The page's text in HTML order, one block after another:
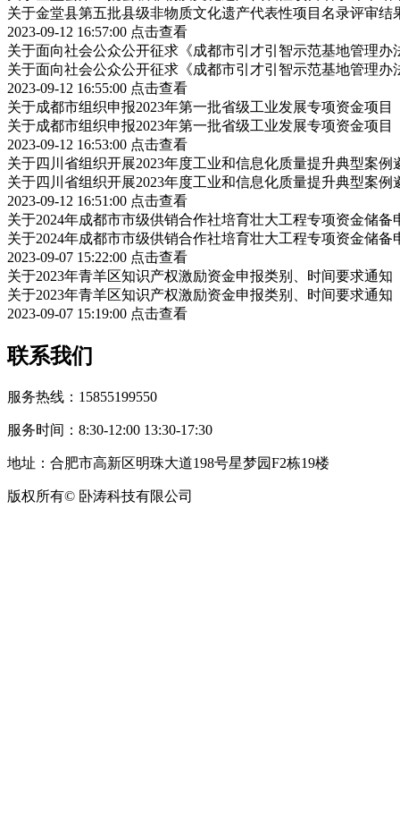
关于金堂县第五批县级非物质文化遗产代表性项目名录评审结
2023-09-12 16:57:00 点击查看
关于面向社会公众公开征求《成都市引才引智示范基地管理办
关于面向社会公众公开征求《成都市引才引智示范基地管理办
2023-09-12 16:55:00 点击查看
关于成都市组织申报2023年第一批省级工业发展专项资金项
关于成都市组织申报2023年第一批省级工业发展专项资金项
2023-09-12 16:53:00 点击查看
关于四川省组织开展2023年度工业和信息化质量提升典型案例
关于四川省组织开展2023年度工业和信息化质量提升典型案例
2023-09-12 16:51:00 点击查看
关于2024年成都市市级供销合作社培育壮大工程专项资金储
关于2024年成都市市级供销合作社培育壮大工程专项资金储
2023-09-07 15:22:00 点击查看
关于2023年青羊区知识产权激励资金申报类别、时间要求通知
关于2023年青羊区知识产权激励资金申报类别、时间要求通知
2023-09-07 15:19:00 点击查看
联系我们
服务热线：15855199550
服务时间：8:30-12:00 13:30-17:30
地址：合肥市高新区明珠大道198号星梦园F2栋19楼
版权所有© 卧涛科技有限公司